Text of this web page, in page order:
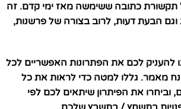
כתובה ששימשה מאז ימי קדם. זה
וגם הבעת דעות, לרוב בצורה של פרשנות,
להעניק לכם את הפתרונות האפשריים לכל
מאמר. גללו למטה כדי לראות את כל
וביחרו את הפיתרון שיתאים לכם לפי